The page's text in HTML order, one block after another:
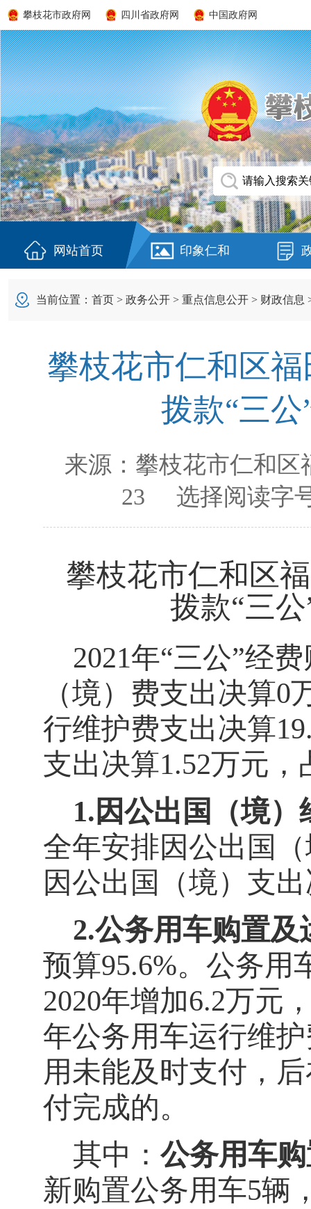
攀枝花市政府网 四川省政府网 中国政府网
网站首页 印象仁和
当前位置： 首页 > 政务公开 > 重点信息公开 > 财政信息
攀枝花市仁和区
拨款“三
来源： 攀枝花市仁和区
23 选择阅读字
攀枝花市仁和区
拨款“三
2021年“三公”经
（境）费支出决算0
行维护费支出决算
支出决算1.52万元，
1. 因公出国（境）
全年安排因公出国
因公出国（境）支
2.公务用车购置及
预算95.6%。 公务用
2020年增加6.2万元
年公务用车运行维
用未能及时支付，
付完成的。
其中： 公务用车
新购置公务用车5辆